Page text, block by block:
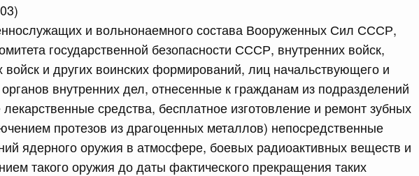
и вольнонаемного состава Вооруженных Сил СССР,
государственной безопасности СССР, внутренних войск,
и других воинских формирований, лиц начальствующего и
внутренних дел, отнесенные к гражданам из подразделений
лекарственные средства, бесплатное изготовление и ремонт зубных
протезов из драгоценных металлов) непосредственные
ядерного оружия в атмосфере, боевых радиоактивных веществ и
такого оружия до даты фактического прекращения таких
Федерации от 16.07.2026 г. № 899
Российской Федерации от 17 июля 2015 г.
Федерации от 16.07.2026 г. № 896
Российской Федерации от 30 сентября